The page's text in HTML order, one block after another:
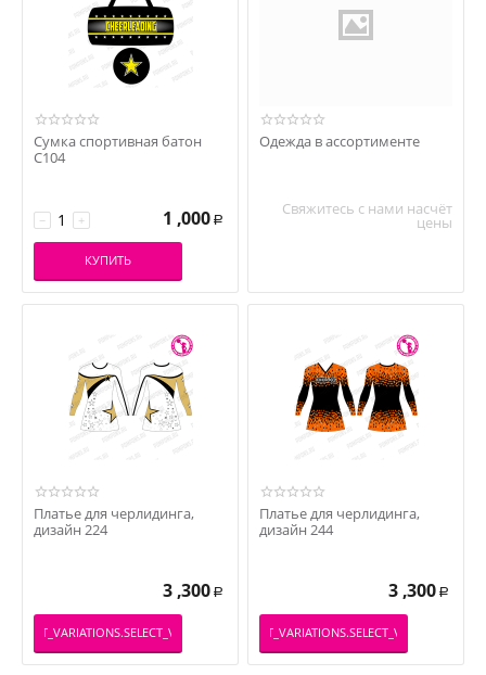
Сумка спортивная батон
С104
+
− 1 ,000 Р
КУПИТЬ
Одежда в ассортименте
Свяжитесь с нами насчёт
цены
Платье для черлидинга,
дизайн 224
3 ,300 Р
Платье для черлидинга,
дизайн 244
3 ,300 Р
_PRODUCT_VARIATIONS.SELECT_VARIATION